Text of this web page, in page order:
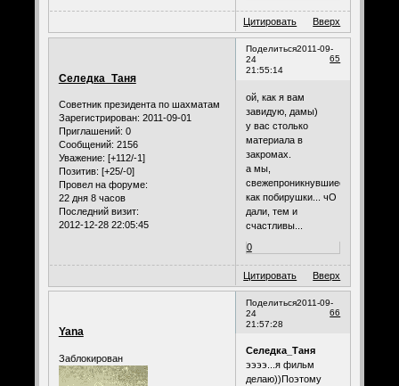
Цитировать Вверх
Поделиться
65
2011-09-
24
21:55:14
Селедка_Таня
Советник президента по шахматам
Зарегистрирован: 2011-09-01
Приглашений: 0
Сообщений: 2156
Уважение: [+112/-1]
Позитив: [+25/-0]
Провел на форуме:
22 дня 8 часов
Последний визит:
2012-12-28 22:05:45
ой, как я вам
завидую, дамы)
у вас столько
материала в
закромах.
а мы,
свежепроникнувшиеся,
как побирушки... чО
дали, тем и
счастливы...
0
Цитировать Вверх
Поделиться
66
2011-09-
24
21:57:28
Yana
Заблокирован
Селедка_Таня
ээээ...я фильм
делаю))Поэтому